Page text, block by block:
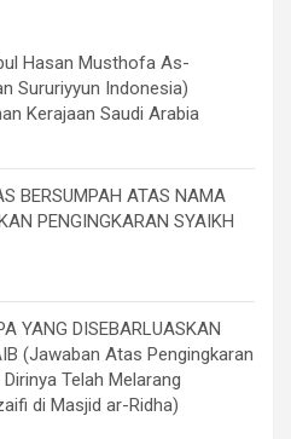
Hasan Musthofa As-
Sururiyyun Indonesia)
Kerajaan Saudi Arabia
BERSUMPAH ATAS NAMA
PENGINGKARAN SYAIKH
YANG DISEBARLUASKAN
(Jawaban Atas Pengingkaran
Telah Melarang
di Masjid ar-Ridha)